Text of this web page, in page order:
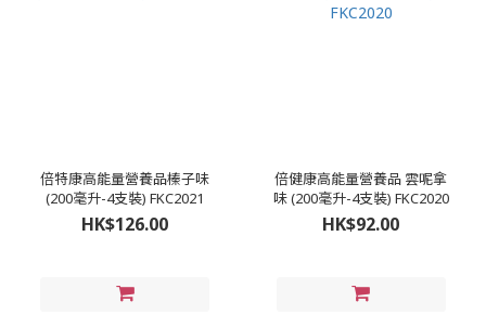
倍特康高能量營養品榛子味
(200毫升-4支裝) FKC2021
HK$126.00
倍健康高能量營養品 雲呢拿
味 (200毫升-4支裝) FKC2020
HK$92.00